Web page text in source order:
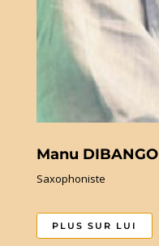
Manu DIBANGO
Saxophoniste
PLUS SUR LUI